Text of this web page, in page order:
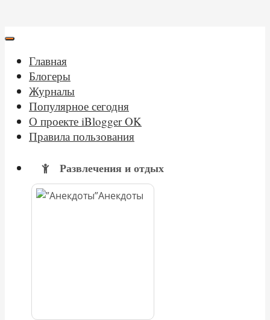
Главная
Блогеры
Журналы
Популярное сегодня
О проекте iBlogger OK
Правила пользования
Развлечения и отдых
Анекдоты